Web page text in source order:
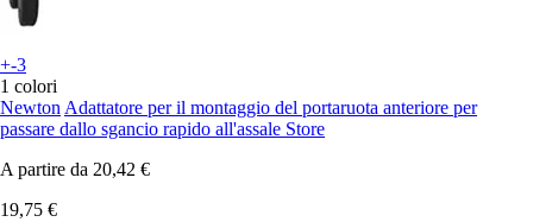
+-3
1 colori
Newton Adattatore per il montaggio del portaruota anteriore per
passare dallo sgancio rapido all'assale Store
A partire da 20,42 €
19,75 €